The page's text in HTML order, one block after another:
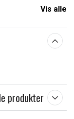
Vis alle
produkter